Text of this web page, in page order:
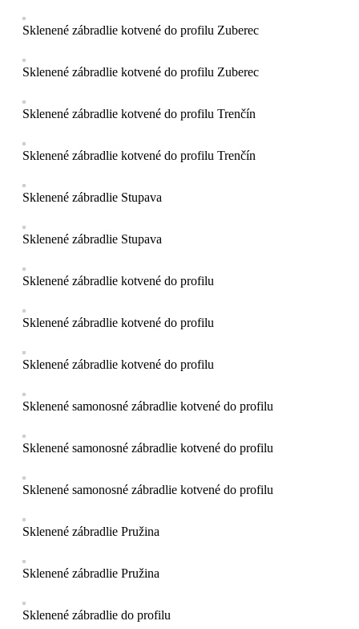
Sklenené zábradlie kotvené do profilu Zuberec
Sklenené zábradlie kotvené do profilu Zuberec
Sklenené zábradlie kotvené do profilu Trenčín
Sklenené zábradlie kotvené do profilu Trenčín
Sklenené zábradlie Stupava
Sklenené zábradlie Stupava
Sklenené zábradlie kotvené do profilu
Sklenené zábradlie kotvené do profilu
Sklenené zábradlie kotvené do profilu
Sklenené samonosné zábradlie kotvené do profilu
Sklenené samonosné zábradlie kotvené do profilu
Sklenené samonosné zábradlie kotvené do profilu
Sklenené zábradlie Pružina
Sklenené zábradlie Pružina
Sklenené zábradlie do profilu